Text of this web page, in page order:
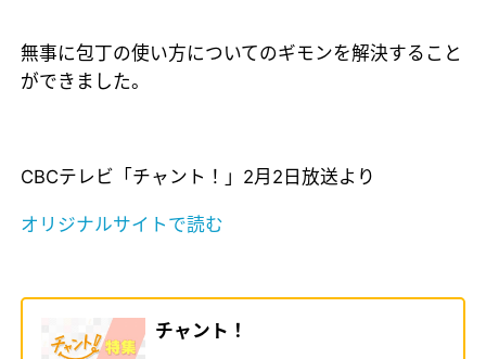
無事に包丁の使い方についてのギモンを解決すること
ができました。
CBCテレビ「チャント！」2月2日放送より
オリジナルサイトで読む
チャント！